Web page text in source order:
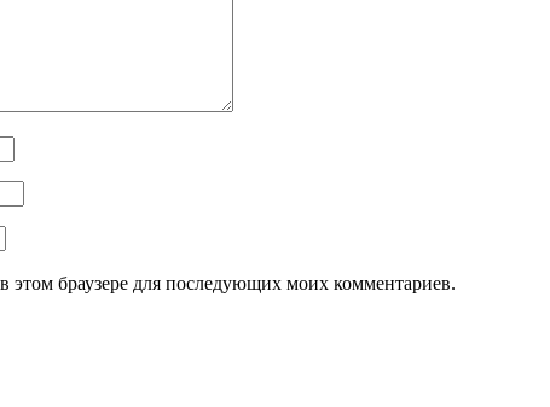
этом браузере для последующих моих комментариев.